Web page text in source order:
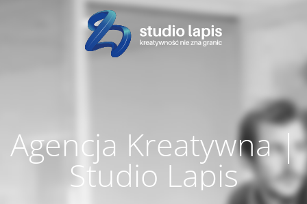
Agencja Kreatywna |
Studio Lapis